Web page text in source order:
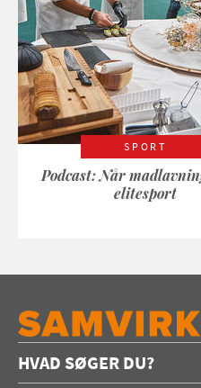
SPORT
Podcast: Når
elitesport
HVAD SØGER DU?